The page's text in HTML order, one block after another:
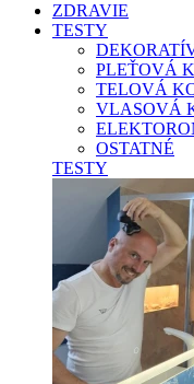
ZDRAVIE
TESTY
PLEŤOVÁ
TELOVÁ
VLASOVÁ
OSTATNÉ
TESTY